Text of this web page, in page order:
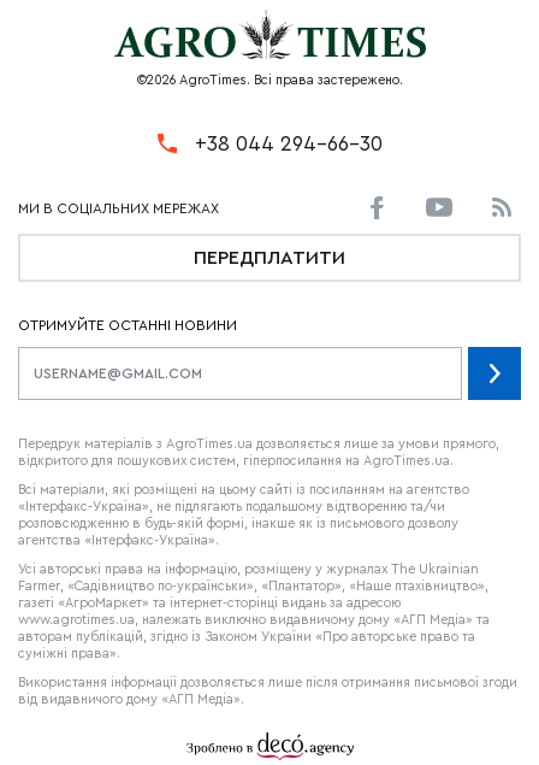
©2026 AgroTimes. Всі права застережено.
+38 044 294-66-30
ПЕРЕДПЛАТИТИ
ОТРИМУЙТЕ ОСТАННІ НОВИНИ
Передрук матеріалів з AgroTimes.ua дозволяється лише за умови прямого,
відкритого для пошукових систем, гіперпосилання на AgroTimes.ua.
Всі матеріали, які розміщені на цьому сайті із посиланням на агентство
«Інтерфакс-Україна», не підлягають подальшому відтворенню та/чи
розповсюдженню в будь-якій формі, інакше як із письмового дозволу
агентства «Інтерфакс-Україна».
Усі авторські права на інформацію, розміщену у журналах The Ukrainian
Farmer, «Садівництво по-українськи», «Плантатор», «Наше птахівництво»,
газеті «АгроМаркет» та інтернет-сторінці видань за адресою
www.agrotimes.ua, належать виключно видавничому дому «АГП Медіа» та
авторам публікацій, згідно із Законом України «Про авторське право та
суміжні права».
Використання інформації дозволяється лише після отримання письмової згоди
від видавничого дому «АГП Медіа».